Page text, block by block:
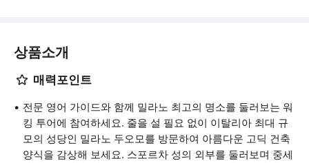
상품소개
매력포인트
전문 영어 가이드와 함께 밀라노 최고의 명소를 둘러보는 워
킹 투어에 참여하세요. 줄을 설 필요 없이 이탈리아 최대 규
모의 성당인 밀라노 두오모를 방문하여 아름다운 고딕 건축
양식을 감상해 보세요. 스포르차 성의 외부를 둘러보며 중세